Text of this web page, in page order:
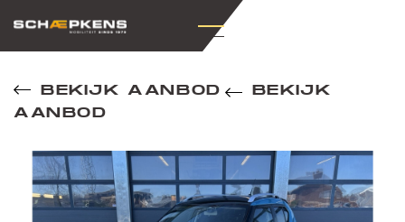
BEKIJK AANBOD
BEKIJK
AANBOD